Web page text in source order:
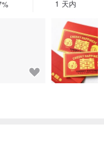
1 天内